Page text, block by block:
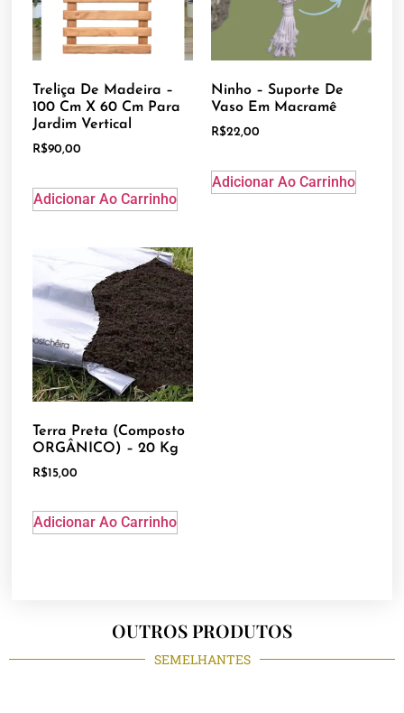
Treliça De Madeira –
100 Cm X 60 Cm Para
Jardim Vertical
R$90,00
Adicionar Ao Carrinho
Ninho – Suporte De
Vaso Em Macramê
R$22,00
Adicionar Ao Carrinho
Terra Preta (Composto
ORGÂNICO) – 20 Kg
R$15,00
Adicionar Ao Carrinho
OUTROS PRODUTOS
SEMELHANTES